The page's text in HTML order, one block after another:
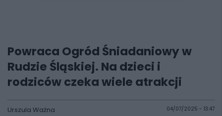
Powraca Ogród Śniadaniowy w
Rudzie Śląskiej. Na dzieci i
rodziców czeka wiele atrakcji
Urszula Ważna 04/07/2025 - 13:47